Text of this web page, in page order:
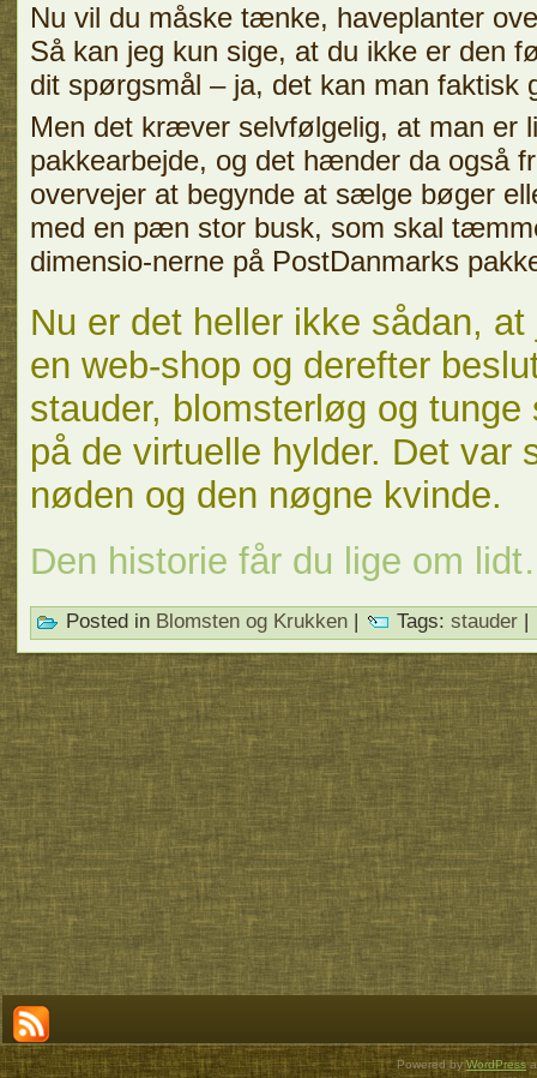
Nu vil du måske tænke, haveplanter
Så kan jeg kun sige, at du ikke er den
dit spørgsmål – ja, det kan man faktisk
Men det kræver selvfølgelig, at man er
pakkearbejde, og det hænder da også
overvejer at begynde at sælge bøger
med en pæn stor busk, som skal
dimensio-nerne på PostDanmarks
Nu er det heller ikke sådan,
en web-shop og derefter
stauder, blomsterløg og tunge
på de virtuelle hylder. Det var
nøden og den nøgne kvinde.
Den historie får du lige om
Posted in Blomsten og Krukken | Tags: stauder |
Powered byWordPress